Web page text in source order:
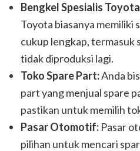
Bengkel Spesialis
Toyota biasanya memiliki
cukup lengkap, termasuk
tidak diproduksi lagi.
Toko Spare Part:Anda
part yang menjual spare
pastikan untuk memilih
Pasar Otomotif: Pasar
pilihan untuk mencari